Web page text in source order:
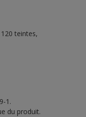
teintes,
1.
du produit.